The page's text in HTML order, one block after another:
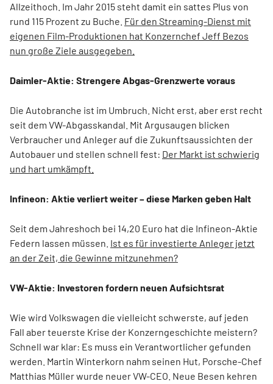
Allzeithoch. Im Jahr 2015 steht damit ein sattes Plus von
rund 115 Prozent zu Buche. Für den Streaming-Dienst mit
eigenen Film-Produktionen hat Konzernchef Jeff Bezos
nun große Ziele ausgegeben.
Daimler-Aktie: Strengere Abgas-Grenzwerte voraus
Die Autobranche ist im Umbruch. Nicht erst, aber erst recht
seit dem VW-Abgasskandal. Mit Argusaugen blicken
Verbraucher und Anleger auf die Zukunftsaussichten der
Autobauer und stellen schnell fest: Der Markt ist schwierig
und hart umkämpft.
Infineon: Aktie verliert weiter – diese Marken geben Halt
Seit dem Jahreshoch bei 14,20 Euro hat die Infineon-Aktie
Federn lassen müssen. Ist es für investierte Anleger jetzt
an der Zeit, die Gewinne mitzunehmen?
VW-Aktie: Investoren fordern neuen Aufsichtsrat
Wie wird Volkswagen die vielleicht schwerste, auf jeden
Fall aber teuerste Krise der Konzerngeschichte meistern?
Schnell war klar: Es muss ein Verantwortlicher gefunden
werden. Martin Winterkorn nahm seinen Hut, Porsche-Chef
Matthias Müller wurde neuer VW-CEO. Neue Besen kehren